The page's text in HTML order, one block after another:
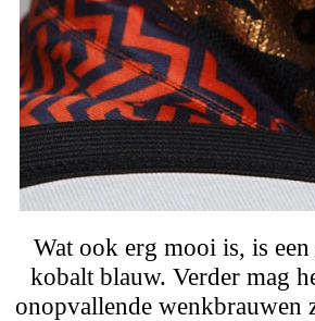
Wat ook erg mooi is, is
kobalt blauw. Verder mag
onopvallende wenkbrauwen